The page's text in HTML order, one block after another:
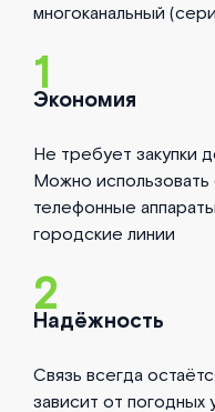
многоканальный
1
Экономия
Не требует закупки
Можно
телефонные
городские линии
2
Надёжность
Связь всегда
зависит от погодных